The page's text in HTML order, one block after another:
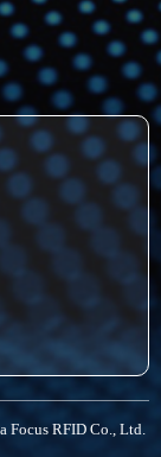
RFID Co., Ltd.